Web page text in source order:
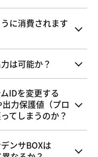
に消費されます
は可能か？
IDを変更する
力保護値（プロ
てしまうのか？
ンサBOXは